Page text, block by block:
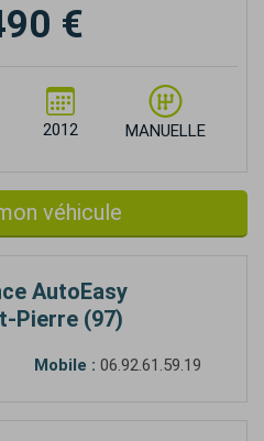
2012 MANUELLE
€
véhicule
AutoEasy
Pierre (97)
Mobile : 06.92.61.59.19